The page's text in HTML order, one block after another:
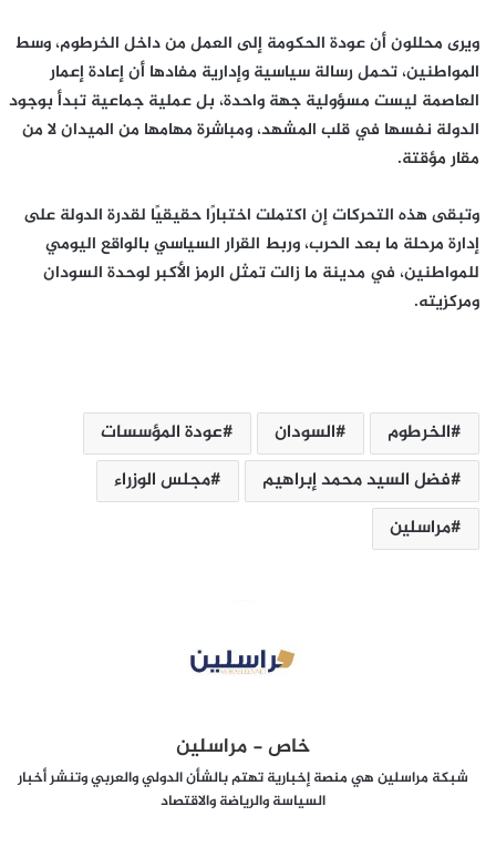
ويرى محللون أن عودة الحكومة إلى العمل من داخل الخرطوم، وسط
المواطنين، تحمل رسالة سياسية وإدارية مفادها أن إعادة إعمار
العاصمة ليست مسؤولية جهة واحدة، بل عملية جماعية تبدأ بوجود
الدولة نفسها في قلب المشهد، ومباشرة مهامها من الميدان لا من
مقار مؤقتة.
وتبقى هذه التحركات إن اكتملت اختبارًا حقيقيًا لقدرة الدولة على
إدارة مرحلة ما بعد الحرب، وربط القرار السياسي بالواقع اليومي
للمواطنين، في مدينة ما زالت تمثل الرمز الأكبر لوحدة السودان
ومركزيته.
الخرطوم السودان
عودة المؤسسات
فضل السيد محمد إبراهيم
مجلس الوزراء
مراسلين
خاص - مراسلين
شبكة مراسلين هي منصة إخبارية تهتم بالشأن الدولي والعربي وتنشر أخبار
السياسة والرياضة والاقتصاد